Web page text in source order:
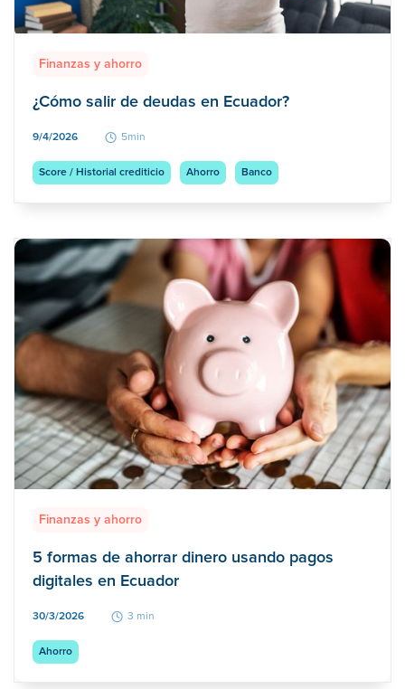
Finanzas y ahorro
¿Cómo salir de deudas en Ecuador?
9/4/2026 5min
Score / Historial crediticio Ahorro Banco
Finanzas y ahorro
5 formas de ahorrar dinero usando pagos
digitales en Ecuador
30/3/2026 3 min
Ahorro